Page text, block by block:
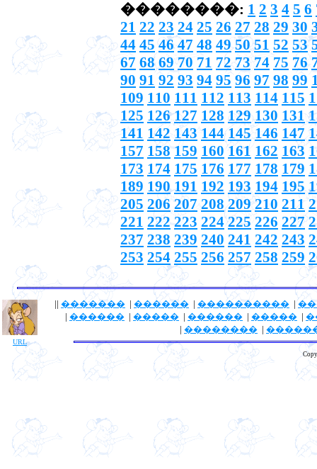
��������: 1 2 3 4 5 6
21 22 23 24 25 26 27 28 29 30
44 45 46 47 48 49 50 51 52 53
67 68 69 70 71 72 73 74 75 76
90 91 92 93 94 95 96 97 98 99
109 110 111 112 113 114 115
125 126 127 128 129 130 131
141 142 143 144 145 146 147
157 158 159 160 161 162 163
173 174 175 176 177 178 179
189 190 191 192 193 194 195
205 206 207 208 209 210 211
221 222 223 224 225 226 227
237 238 239 240 241 242 243
253 254 255 256 257 258 259
URL
|| ������� | ������ | ���������� |
| ������ | ����� | ������ | ����� |
| �������� |